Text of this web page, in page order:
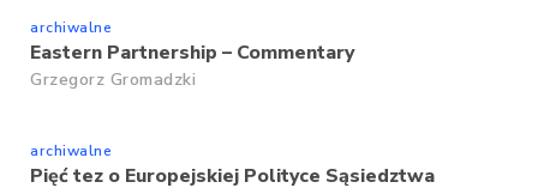
archiwalne
Eastern Partnership – Commentary
Grzegorz Gromadzki
archiwalne
Pięć tez o Europejskiej Polityce Sąsiedztwa